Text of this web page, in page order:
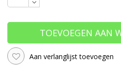
TOEVOEGEN AAN
Aan verlanglijst toevoegen